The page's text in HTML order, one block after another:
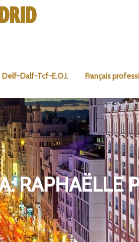
Delf-Dalf-Tcf-E.O.I. Français
RAPHAËLLE